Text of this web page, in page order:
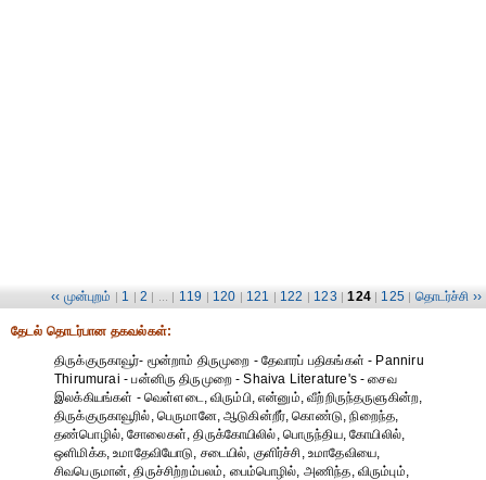
‹‹ முன்புறம் | 1 | 2 | ... | 119 | 120 | 121 | 122 | 123 | 124 | 125 | தொடர்ச்சி ››
தேட‌ல் தொட‌ர்பான தகவ‌ல்க‌ள்:
திருக்குருகாவூர்- மூன்றாம் திருமுறை - தேவாரப் பதிகங்கள் - Panniru
Thirumurai - பன்னிரு திருமுறை - Shaiva Literature's - சைவ
இலக்கியங்கள் - வெள்ளடை, விரும்பி, என்னும், வீற்றிருந்தருளுகின்ற,
திருக்குருகாவூரில், பெருமானே, ஆடுகின்றீர், கொண்டு, நிறைந்த,
தண்பொழில், சோலைகள், திருக்கோயிலில், பொருந்திய, கோயிலில்,
ஒளிமிக்க, உமாதேவியோடு, சடையில், குளிர்ச்சி, உமாதேவியை,
சிவபெருமான், திருச்சிற்றம்பலம், பைம்பொழில், அணிந்த, விரும்பும்,